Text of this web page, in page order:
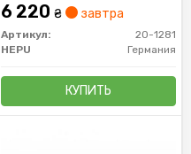
6 220 ₴ завтра
Артикул:
20-1281
HEPU
Германия
КУПИТЬ